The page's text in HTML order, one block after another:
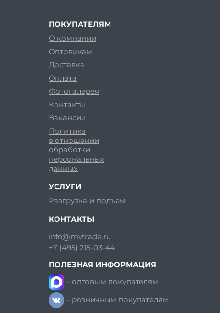
ПОКУПАТЕЛЯМ
О компании
Оптовикам
Доставка
Оплата
Фотогалерея
Контакты
Вакансии
Политика
в отношении
обработки
персональных
данных
УСЛУГИ
Разгрузка и подъем
КОНТАКТЫ
info@mvtrade.ru
+7 (495) 215-03-44
ПОЛЕЗНАЯ ИНФОРМАЦИЯ
- оптовым покупателям
- розничным покупателям